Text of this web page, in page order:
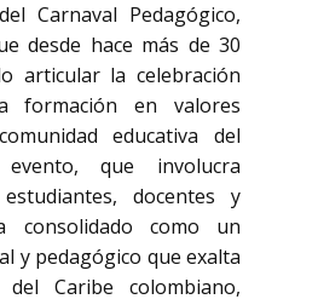
Carnaval Pedagógico,
desde hace más de 30
articular la celebración
formación en valores
educativa del
que involucra
docentes y
consolidado como un
y pedagógico que exalta
Caribe colombiano,